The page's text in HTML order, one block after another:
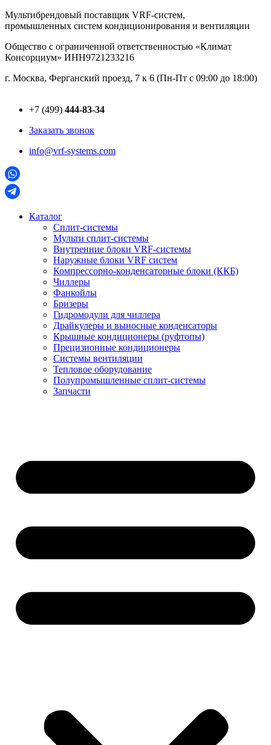
Перейти
к
Мультибрендовый поставщик VRF-cистем,
промышленных систем кондиционирования и вентиляции
Общество с ограниченной ответственностью «Климат
Консорциум» ИНН9721233216
г. Москва, Ферганский проезд, 7 к 6 (Пн-Пт с 09:00 до 18:00)
+7 (499) 444-83-34
Заказать звонок
info@vrf-systems.com
Каталог
Сплит-системы
Мульти сплит-системы
Внутренние блоки VRF-cистемы
Наружные блоки VRF cистем
Компрессорно-конденсаторные блоки (ККБ)
Чиллеры
Фанкойлы
Бризеры
Гидромодули для чиллера
Драйкулеры и выносные конденсаторы
Крышные кондиционеры (руфтопы)
Прецизионные кондиционеры
Системы вентиляции
Тепловое оборудование
Полупромышленные сплит-системы
Запчасти